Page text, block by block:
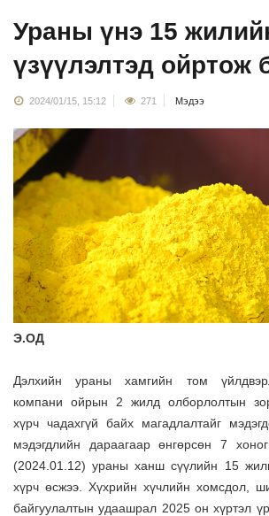
Ураны үнэ 15
үзүүлэлтэд ойртож
2024/01/15, 15:12 271 Мэдээ
Э.ОД
Дэлхийн ураны хамгийн том
компани ойрын 2 жилд олборлолтын
хүрч чадахгүй байх магадлалтайг
мэдэгдлийн дараагаар өнгөрсөн 7
(2024.01.12) ураны ханш сүүлийн 15
хүрч өсжээ. Хүхрийн хүчлийн хомсдол,
байгуулалтын удаашрал 2025 он хүртэл